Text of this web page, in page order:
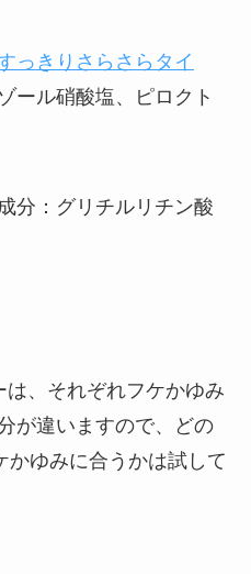
っきりさらさらタイ
ール硝酸塩、ピロクト
成分：グリチルリチン酸
、それぞれフケかゆみ
が違いますので、どの
かゆみに合うかは試して